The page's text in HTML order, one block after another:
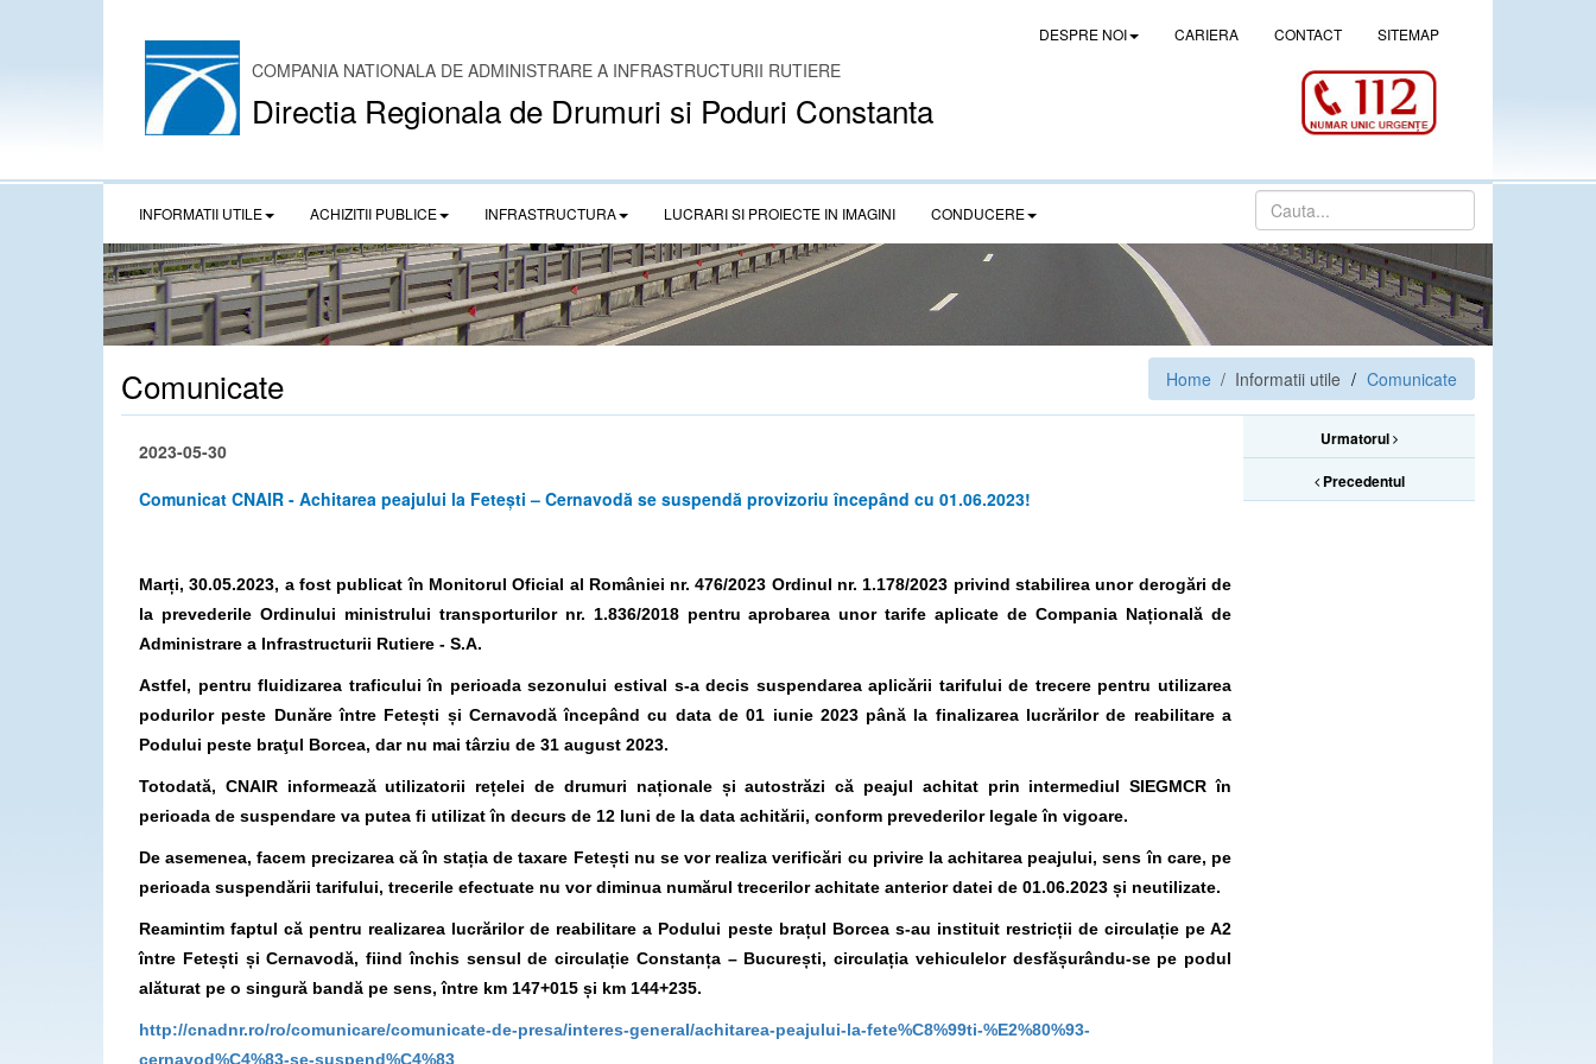
DESPRE NOI CARIERA CONTACT SITEMAP
COMPANIA NATIONALA DE ADMINISTRARE A INFRASTRUCTURII RUTIERE
Directia Regionala de Drumuri si Poduri Constanta
INFORMATII UTILE ACHIZITII PUBLICE INFRASTRUCTURA LUCRARI SI PROIECTE IN IMAGINI CONDUCERE
Comunicate Home / Informatii utile Comunicate
Urmatorul
Precedentul
2023-05-30
Comunicat CNAIR - Achitarea peajului la Fetești – Cernavodă se suspendă provizoriu începând cu 01.06.2023!
Marți, 30.05.2023, a fost publicat în Monitorul Oficial al României nr. 476/2023 Ordinul nr. 1.178/2023 privind stabilirea unor derogări de
la prevederile Ordinului ministrului transporturilor nr. 1.836/2018 pentru aprobarea unor tarife aplicate de Compania Națională de
Administrare a Infrastructurii Rutiere - S.A.
Astfel, pentru fluidizarea traficului în perioada sezonului estival s-a decis suspendarea aplicării tarifului de trecere pentru utilizarea
podurilor peste Dunăre între Fetești și Cernavodă începând cu data de 01 iunie 2023 până la finalizarea lucrărilor de reabilitare a
Podului peste braţul Borcea, dar nu mai târziu de 31 august 2023.
Totodată, CNAIR informează utilizatorii rețelei de drumuri naționale și autostrăzi că peajul achitat prin intermediul SIEGMCR în
perioada de suspendare va putea fi utilizat în decurs de 12 luni de la data achitării, conform prevederilor legale în vigoare.
De asemenea, facem precizarea că în stația de taxare Fetești nu se vor realiza verificări cu privire la achitarea peajului, sens în care, pe
perioada suspendării tarifului, trecerile efectuate nu vor diminua numărul trecerilor achitate anterior datei de 01.06.2023 și neutilizate.
Reamintim faptul că pentru realizarea lucrărilor de reabilitare a Podului peste brațul Borcea s-au instituit restricții de circulație pe A2
între Fetești și Cernavodă, fiind închis sensul de circulație Constanța – București, circulația vehiculelor desfășurându-se pe podul
alăturat pe o singură bandă pe sens, între km 147+015 și km 144+235.
http://cnadnr.ro/ro/comunicare/comunicate-de-presa/interes-general/achitarea-peajului-la-fete%C8%99ti-%E2%80%93-
cernavod%C4%83-se-suspend%C4%83